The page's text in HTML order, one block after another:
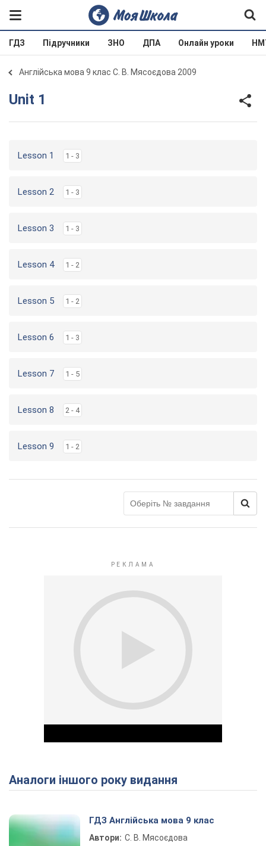
ГДЗ Підручники ЗНО ДПА Онлайн уроки
Англійська мова 9 клас С. В. Мясоєдова 2009
Unit 1
Lesson 1 1 - 3
Lesson 2 1 - 3
Lesson 3 1 - 3
Lesson 4 1 - 2
Lesson 5 1 - 2
Lesson 6 1 - 3
Lesson 7 1 - 5
Lesson 8 2 - 4
Lesson 9 1 - 2
Play Video
Аналоги іншого року видання
ГДЗ Англійська мова 9 клас
Автори: С. В. Мясоєдова